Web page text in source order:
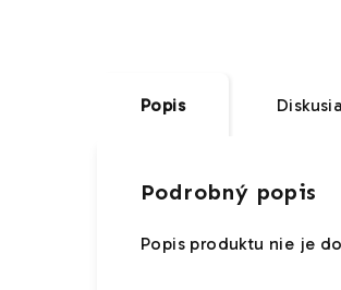
Popis Diskusia
Podrobný popis
Popis produktu nie je